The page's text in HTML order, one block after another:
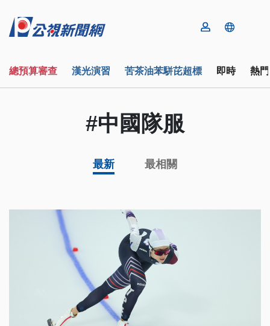
總預算審查 漢光演習 苦茶油苯駢芘超標 即時 熱
#中國隊服
最新 最相關